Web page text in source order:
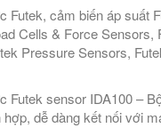
Futek, cảm biến áp suất
Cells & Force Sensors,
Pressure Sensors,
Futek sensor IDA100 –
dễ dàng kết nối với